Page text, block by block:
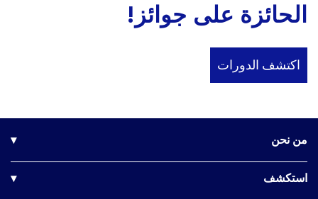
الحائزة على جوائز!
اكتشف الدورات
من نحن ▾
شركتنا
استكشف ▾